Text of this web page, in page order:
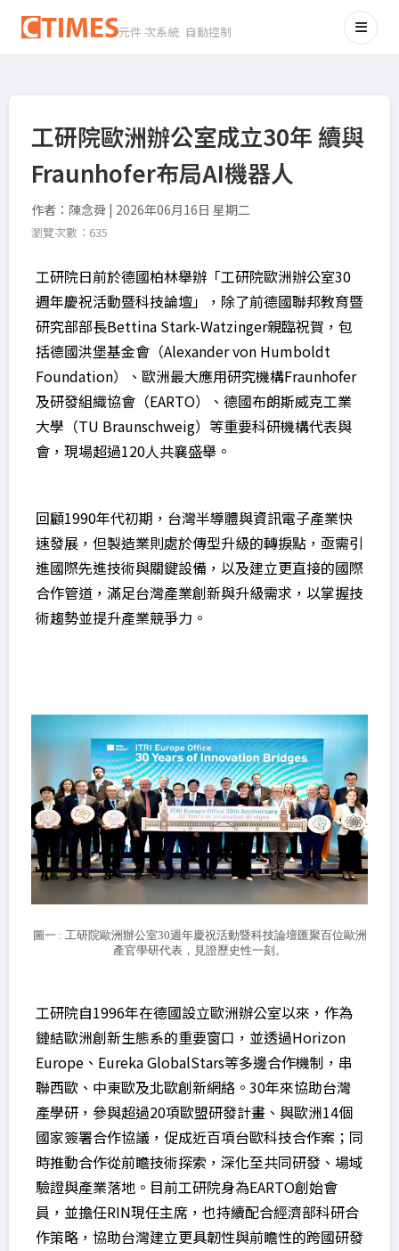
元件 次系統 自動控制
工研院歐洲辦公室成立30年 續與
Fraunhofer布局AI機器人
作者：陳念舜 | 2026年06月16日 星期二
瀏覽次數：635
工研院日前於德國柏林舉辦「工研院歐洲辦公室30
週年慶祝活動暨科技論壇」，除了前德國聯邦教育暨
研究部部長Bettina Stark-Watzinger親臨祝賀，包
括德國洪堡基金會（Alexander von Humboldt
Foundation）、歐洲最大應用研究機構Fraunhofer
及研發組織協會（EARTO）、德國布朗斯威克工業
大學（TU Braunschweig）等重要科研機構代表與
會，現場超過120人共襄盛舉。
回顧1990年代初期，台灣半導體與資訊電子產業快
速發展，但製造業則處於傳型升級的轉捩點，亟需引
進國際先進技術與關鍵設備，以及建立更直接的國際
合作管道，滿足台灣產業創新與升級需求，以掌握技
術趨勢並提升產業競爭力。
圖一 : 工研院歐洲辦公室30週年慶祝活動暨科技論壇匯聚百位歐洲
產官學研代表，見證歷史性一刻。
工研院自1996年在德國設立歐洲辦公室以來，作為
鏈結歐洲創新生態系的重要窗口，並透過Horizon
Europe、Eureka GlobalStars等多邊合作機制，串
聯西歐、中東歐及北歐創新網絡。30年來協助台灣
產學研，參與超過20項歐盟研發計畫、與歐洲14個
國家簽署合作協議，促成近百項台歐科技合作案；同
時推動合作從前瞻技術探索，深化至共同研發、場域
驗證與產業落地。目前工研院身為EARTO創始會
員，並擔任RIN現任主席，也持續配合經濟部科研合
作策略，協助台灣建立更具韌性與前瞻性的跨國研發